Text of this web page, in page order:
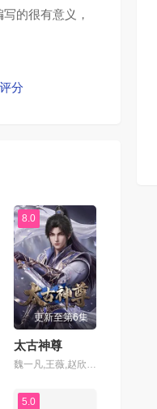
的很有意义，
分
8.0
更新至第6集
太古神尊
魏一凡,王薇,赵欣,六点点,张恩泽,夜叉,北炎,林帽帽,温馨
5.0